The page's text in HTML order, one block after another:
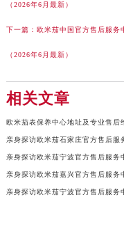
（2026年6月最新）
下一篇： 欧米茄中国官方售后服务
（2026年6月最新）
相关文章